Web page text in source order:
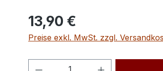
Regulärer Preis:
13,90 €
Preise exkl. MwSt. zzgl.
Produkt Anzahl: Gib